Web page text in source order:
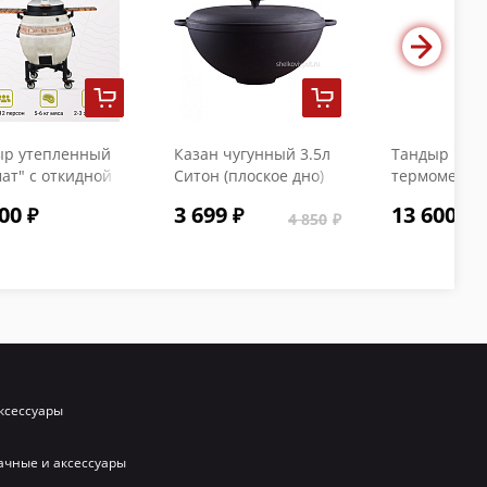
утепленный
с откидной
Казан чугунный 3.5л
Ситон (плоское дно)
3 699 4 850
Тандыр
13 600
и аксессуары